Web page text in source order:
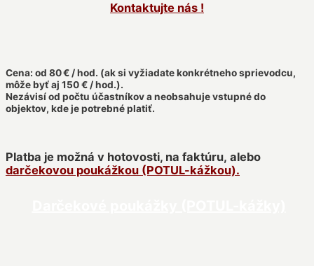
Kontaktujte nás !
Cena: od 80 € / hod. (ak si vyžiadate konkrétneho sprievodcu,
môže byť aj 150 € / hod.).
Nezávisí od počtu účastníkov a neobsahuje vstupné do
objektov, kde je potrebné platiť.
Platba je možná v hotovosti, na faktúru, alebo
darčekovou poukážkou (POTUL-kážkou).